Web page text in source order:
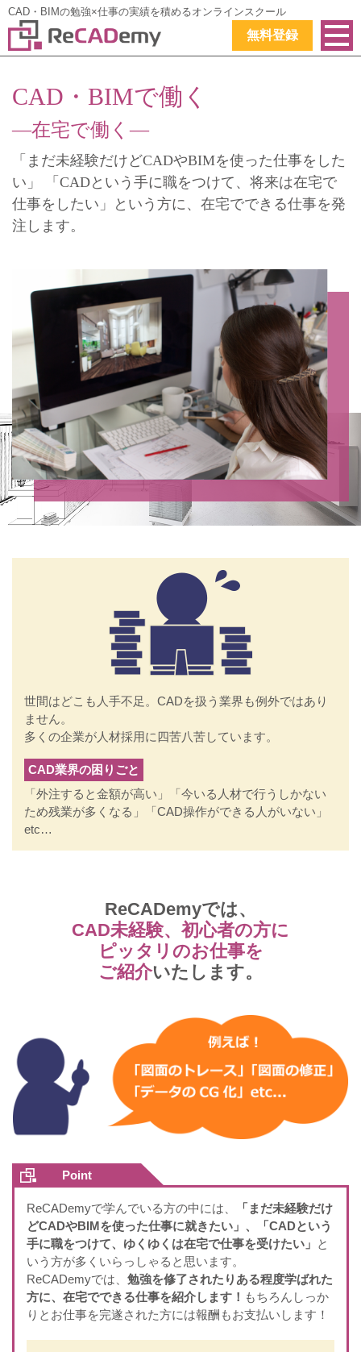
CAD・BIMの勉強×仕事の実績を積めるオンラインスクール
無料登録
CAD・BIMで働く
―在宅で働く―
「まだ未経験だけどCADやBIMを使った仕事をした
い」
「CADという手に職をつけて、将来は在宅で
仕事をしたい」という方に、在宅でできる仕事を発
注します。
世間はどこも人手不足。CADを扱う業界も例外ではあり
ません。
多くの企業が人材採用に四苦八苦しています。
CAD業界の困りごと
「外注すると金額が高い」「今いる人材で行うしかない
ため残業が多くなる」「CAD操作ができる人がいない」
etc…
ReCADemyでは、
CAD未経験、初心者の方に
ピッタリのお仕事を
ご紹介いたします。
Point
ReCADemyで学んでいる方の中には、
「まだ未経験だけ
どCADやBIMを使った仕事に就きたい」、「CADという
手に職をつけて、ゆくゆくは在宅で仕事を受けたい」 と
いう方が多くいらっしゃると思います。
ReCADemyでは、 勉強を修了されたりある程度学ばれた
方に、在宅でできる仕事を紹介します！ もちろんしっか
りとお仕事を完遂された方には報酬もお支払いします！